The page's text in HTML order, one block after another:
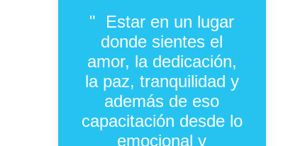
" Estar en un lugar
donde sientes el
amor, la dedicación,
la paz, tranquilidad y
además de eso
capacitación desde lo
emocional y